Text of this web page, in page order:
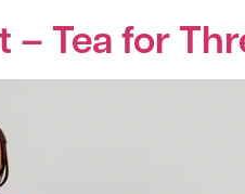
– Tea for